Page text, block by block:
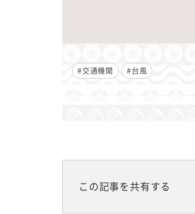
#交通機関 #台風
この記事を共有する